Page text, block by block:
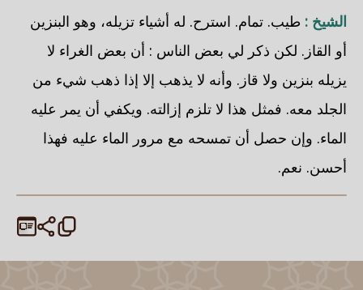
الشيخ : طيب. تمام. استرح. له أشياء تزيله، وهو البنزين
أو القاز. لكن ذكر لي بعض الناس : أن بعض الغراء لا
يزيله بنزين ولا قاز. وأنه لا يذهب إلا إذا ذهب شيء من
الجلد معه. فمثل هذا لا تلزم إزالته. ويكفي أن يمر عليه
الماء. وإن حصل أن تمسحه مع مرور الماء عليه فهذا
أحسن. نعم.